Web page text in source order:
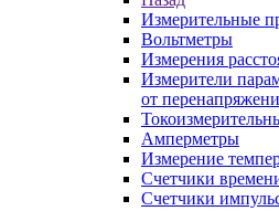
Измерительные
Вольтметры
Измерения
Измерители
от
Амперметры
Измерение
Счетчики
Счетчики